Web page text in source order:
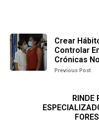
Crear
Controlar
Crónicas
Previous Post
RINDE